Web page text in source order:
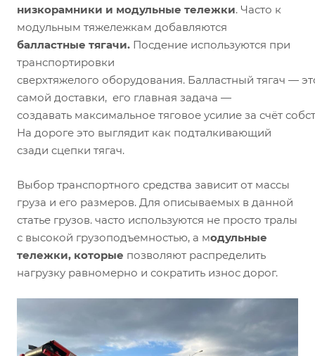
низкорамники и модульные тележки. Часто к
модульным тяжележкам добавляются
балластные тягачи. Посдение используются при
транспортировки
сверхтяжелого оборудования. Балластный тягач —
самой доставки, его главная задача —
создавать максимальное тяговое усилие за счёт
На дороге это выглядит как подталкивающий
сзади сцепки тягач.
Выбор транспортного средства зависит от массы
груза и его размеров. Для описываемых в данной
статье грузов. часто используются не просто тралы
с высокой грузоподъемностью, а модульные
тележки, которые позволяют распределить
нагрузку равномерно и сократить износ дорог.